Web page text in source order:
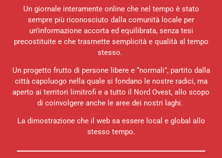
Un giornale interamente online che nel tempo è stato
sempre più riconosciuto dalla comunità locale per
un’informazione accorta ed equilibrata, senza tesi
precostituite e che trasmette semplicità e qualità al tempo
stesso.
Un progetto frutto di persone libere e “normali”, partito dalla
città capoluogo nella quale si fondano le nostre radici, ma
aperto ai territori limitrofi e a tutto il Nord Ovest, allo scopo
di coinvolgere anche le aree dei nostri laghi.
La dimostrazione che il web sa essere local e global allo
stesso tempo.